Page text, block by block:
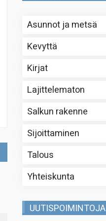
Asunnot ja metsä
Kevyttä
Kirjat
Lajittelematon
Salkun rakenne
Sijoittaminen
Talous
Yhteiskunta
UUTISPOIMINTOJA